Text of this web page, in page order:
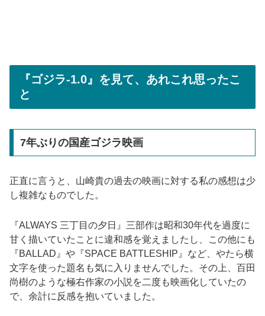
『ゴジラ-1.0』を見て、あれこれ思ったこ
と
7年ぶりの国産ゴジラ映画
正直に言うと、山崎貴の過去の映画に対する私の感想は少
し複雑なものでした。
『ALWAYS 三丁目の夕日』三部作は昭和30年代を過度に
甘く描いていたことに違和感を覚えましたし、この他にも
『BALLAD』や『SPACE BATTLESHIP』など、やたら横
文字を使った題名も気に入りませんでした。その上、百田
尚樹のような極右作家の小説を二度も映画化していたの
で、余計に反感を抱いていました。